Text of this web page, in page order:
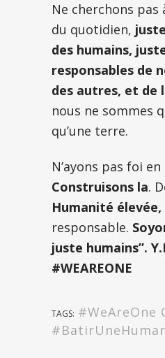
Ne cherchons pas
du quotidien,
des humains,
responsables de
des autres, et de
nous ne sommes
qu’une terre.
N’ayons pas foi
Construisons la.
Humanité élevée,
responsable.
juste humains”.
#WEAREONE
TAGS: #WeAreOne